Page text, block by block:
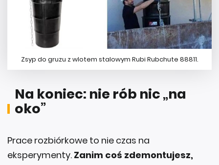
Zsyp do gruzu z wlotem stalowym Rubi Rubchute 88811.
Na koniec: nie rób nic „na
oko”
Prace rozbiórkowe to nie czas na
eksperymenty. Zanim coś zdemontujesz,